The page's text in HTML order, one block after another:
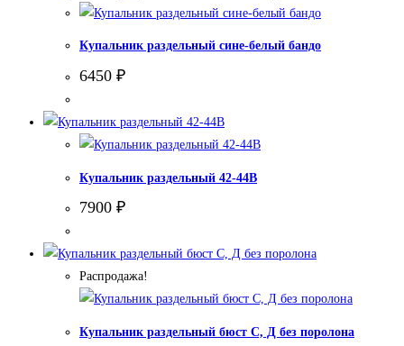
Купальник раздельный сине-белый бандо
6450 ₽
Купальник раздельный 42-44В
7900 ₽
Распродажа!
Купальник раздельный бюст С, Д без поролона